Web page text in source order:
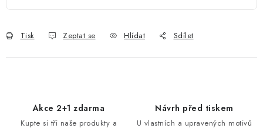
Tisk Zeptat se Hlídat Sdílet
Akce 2+1 zdarma
Kupte si tři naše produkty a
Návrh před tiskem
U vlastních a upravených motivů